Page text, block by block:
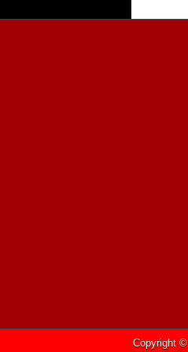
Copyright ©